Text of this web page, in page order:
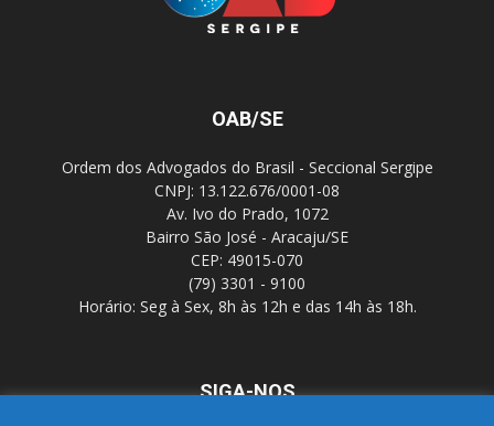
OAB/SE
Ordem dos Advogados do Brasil - Seccional Sergipe
CNPJ: 13.122.676/0001-08
Av. Ivo do Prado, 1072
Bairro São José - Aracaju/SE
CEP: 49015-070
(79) 3301 - 9100
Horário: Seg à Sex, 8h às 12h e das 14h às 18h.
SIGA-NOS